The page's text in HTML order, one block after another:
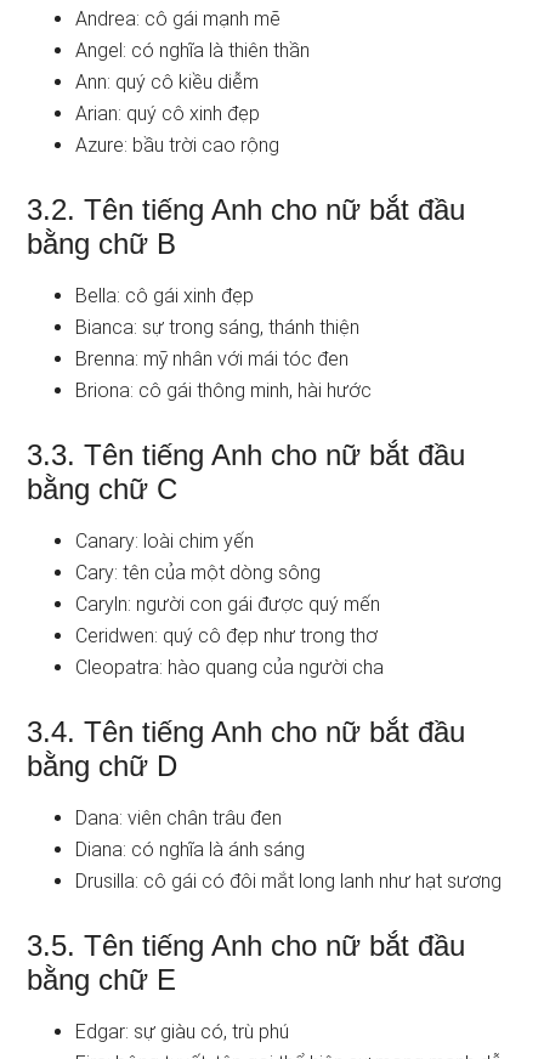
Andrea: cô gái mạnh mẽ
Angel: có nghĩa là thiên thần
Ann: quý cô kiều diễm
Arian: quý cô xinh đẹp
Azure: bầu trời cao rộng
3.2. Tên tiếng Anh cho nữ bắt đầu
bằng chữ B
Bella: cô gái xinh đẹp
Bianca: sự trong sáng, thánh thiện
Brenna: mỹ nhân với mái tóc đen
Briona: cô gái thông minh, hài hước
3.3. Tên tiếng Anh cho nữ bắt đầu
bằng chữ C
Canary: loài chim yến
Cary: tên của một dòng sông
Caryln: người con gái được quý mến
Ceridwen: quý cô đẹp như trong thơ
Cleopatra: hào quang của người cha
3.4. Tên tiếng Anh cho nữ bắt đầu
bằng chữ D
Dana: viên chân trâu đen
Diana: có nghĩa là ánh sáng
Drusilla: cô gái có đôi mắt long lanh như hạt sương
3.5. Tên tiếng Anh cho nữ bắt đầu
bằng chữ E
Edgar: sự giàu có, trù phú